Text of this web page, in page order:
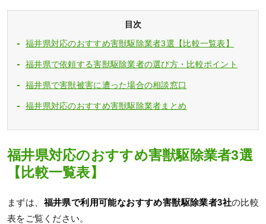
目次
福井県対応のおすすめ害獣駆除業者3選【比較一覧表】
福井県で依頼する害獣駆除業者の選び方・比較ポイント
福井県で害獣被害に遭った場合の相談窓口
福井県対応のおすすめ害獣駆除業者まとめ
福井県対応のおすすめ害獣駆除業者3選
【比較一覧表】
まずは、 福井県で利用可能なおすすめ害獣駆除業者3社の比較
表をご覧ください。